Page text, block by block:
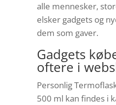
alle mennesker,
elsker gadgets og
dem som gaver.
Gadgets
oftere i
Personlig
500 ml kan findes i